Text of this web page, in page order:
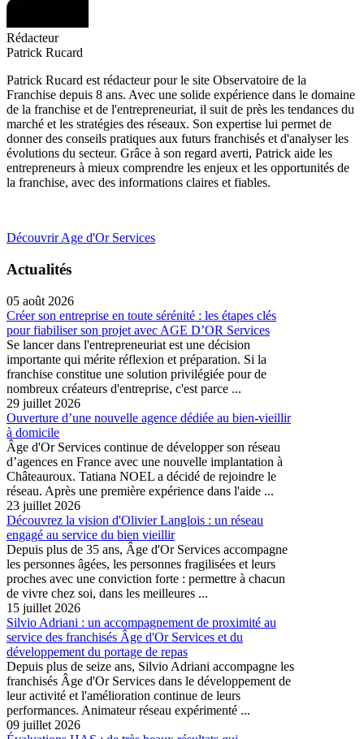
Rédacteur
Patrick Rucard
Patrick Rucard est rédacteur pour le site Observatoire de la
Franchise depuis 8 ans. Avec une solide expérience dans le domaine
de la franchise et de l'entrepreneuriat, il suit de près les tendances du
marché et les stratégies des réseaux. Son expertise lui permet de
donner des conseils pratiques aux futurs franchisés et d'analyser les
évolutions du secteur. Grâce à son regard averti, Patrick aide les
entrepreneurs à mieux comprendre les enjeux et les opportunités de
la franchise, avec des informations claires et fiables.
Découvrir Age d'Or Services
Actualités
05 août 2026
Créer son entreprise en toute sérénité : les étapes clés
pour fiabiliser son projet avec AGE D’OR Services
Se lancer dans l'entrepreneuriat est une décision
importante qui mérite réflexion et préparation. Si la
franchise constitue une solution privilégiée pour de
nombreux créateurs d'entreprise, c'est parce ...
29 juillet 2026
Ouverture d’une nouvelle agence dédiée au bien-vieillir
à domicile
Âge d'Or Services continue de développer son réseau
d’agences en France avec une nouvelle implantation à
Châteauroux. Tatiana NOEL a décidé de rejoindre le
réseau. Après une première expérience dans l'aide ...
23 juillet 2026
Découvrez la vision d'Olivier Langlois : un réseau
engagé au service du bien vieillir
Depuis plus de 35 ans, Âge d'Or Services accompagne
les personnes âgées, les personnes fragilisées et leurs
proches avec une conviction forte : permettre à chacun
de vivre chez soi, dans les meilleures ...
15 juillet 2026
Silvio Adriani : un accompagnement de proximité au
service des franchisés Âge d'Or Services et du
développement du portage de repas
Depuis plus de seize ans, Silvio Adriani accompagne les
franchisés Âge d'Or Services dans le développement de
leur activité et l'amélioration continue de leurs
performances. Animateur réseau expérimenté ...
09 juillet 2026